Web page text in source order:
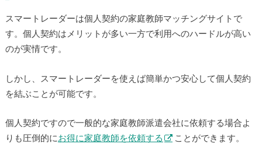
スマートレーダーは個人契約の家庭教師マッチングサイトで
す。個人契約はメリットが多い一方で利用へのハードルが高い
のが実情です。
しかし、スマートレーダーを使えば簡単かつ安心して個人契約
を結ぶことが可能です。
個人契約ですので一般的な家庭教師派遣会社に依頼する場合よ
りも圧倒的にお得に家庭教師を依頼する ことができます。